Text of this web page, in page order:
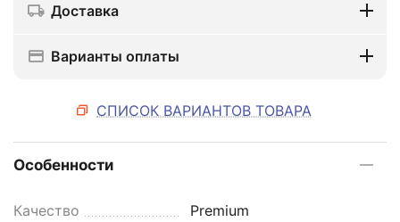
Доставка
Варианты оплаты
СПИСОК ВАРИАНТОВ ТОВАРА
Особенности
Качество Premium